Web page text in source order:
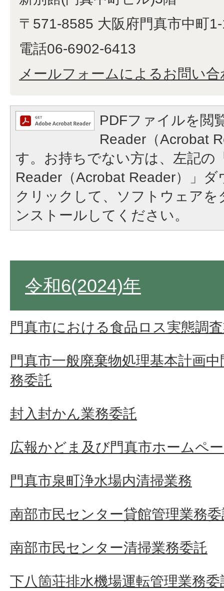
〒571-8585 大阪府門真市中町
電話06-6902-6413
メールフォームによるお問い合
PDFファイルを閲
Reader（Acrobat
す。お持ちでない方は、左記の
Reader（Acrobat Reader）」
クリックして、ソフトウェア
ンストールしてください。
令和6(2024)年
門真市における食品ロス実態調
門真市一般廃棄物処理基本計画
務委託
封入封かん業務委託
広報かどま及び門真市ホームペ
門真市泉町浄水場内清掃業務
南部市民センター貸館管理業務
南部市民センター清掃業務委託
下八箇荘排水機場運転管理業務委